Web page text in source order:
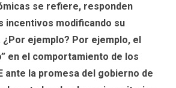
se refiere, responden
incentivos modificando su
ejemplo? Por ejemplo, el
en el comportamiento de los
ante la promesa del gobierno de